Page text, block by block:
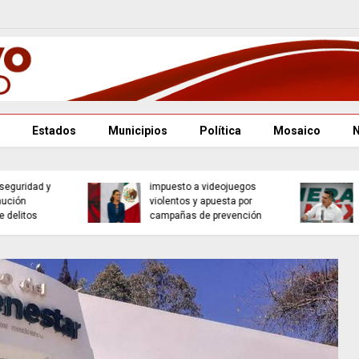
Estados Municipios Política Mosaico
agilizar la justicia y
modernizar el juicio de
amparo: Godoy y Zaldívar
liderazgo como el
Gigante Alimentario de
México